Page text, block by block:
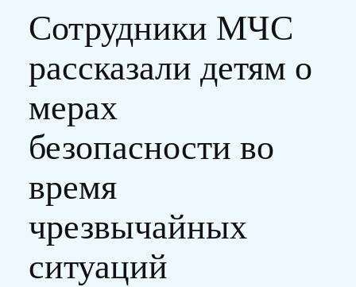
Сотрудники МЧС
рассказали детям о
мерах
безопасности во
время
чрезвычайных
ситуаций